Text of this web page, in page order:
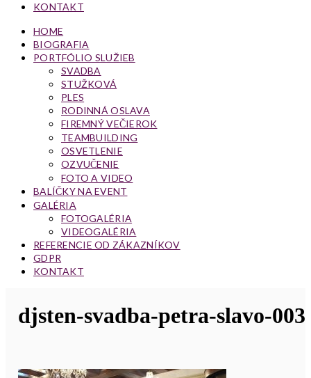
KONTAKT
HOME
BIOGRAFIA
PORTFÓLIO SLUŽIEB
SVADBA
STUŽKOVÁ
PLES
RODINNÁ OSLAVA
FIREMNÝ VEČIEROK
TEAMBUILDING
OSVETLENIE
OZVUČENIE
FOTO A VIDEO
BALÍČKY NA EVENT
GALÉRIA
FOTOGALÉRIA
VIDEOGALÉRIA
REFERENCIE OD ZÁKAZNÍKOV
GDPR
KONTAKT
djsten-svadba-petra-slavo-003